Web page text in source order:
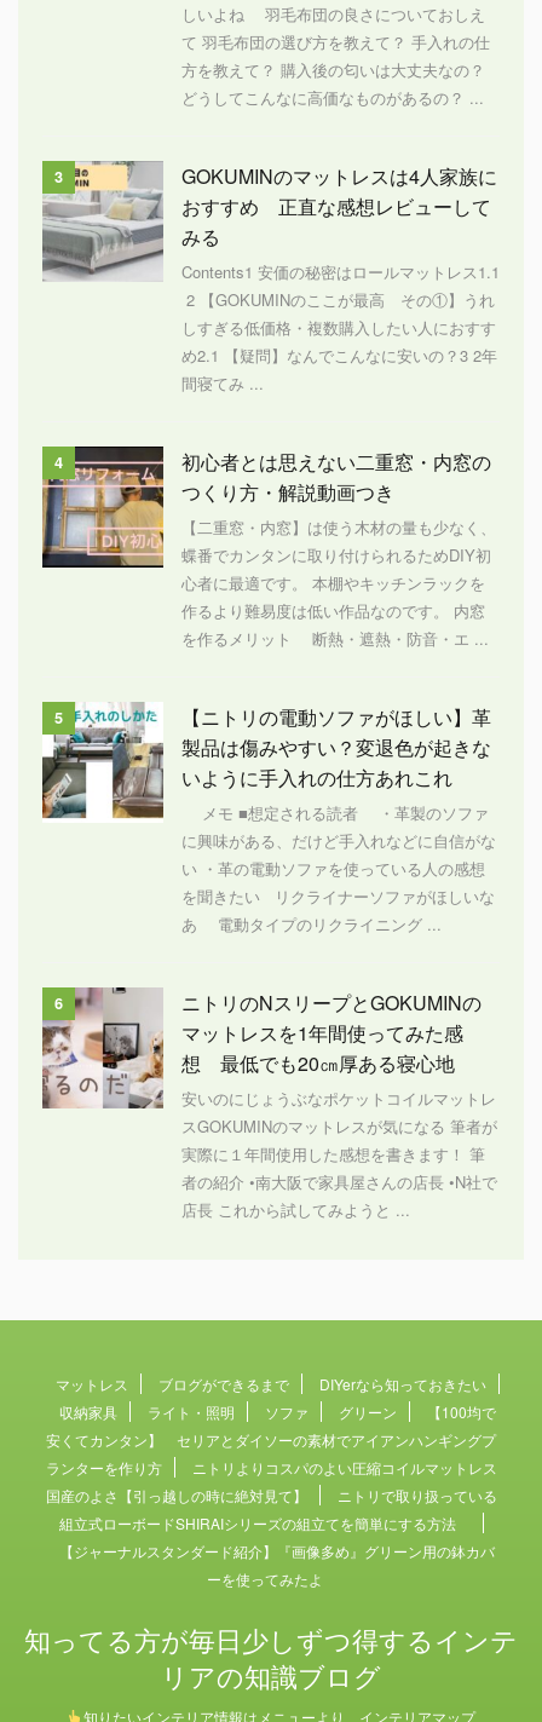
しいよね 羽毛布団の良さについておしえ
て 羽毛布団の選び方を教えて？ 手入れの仕
方を教えて？ 購入後の匂いは大丈夫なの？
どうしてこんなに高価なものがあるの？ ...
3
GOKUMINのマットレスは4人家族に
おすすめ 正直な感想レビューして
みる
Contents1 安価の秘密はロールマットレス1.1
2 【GOKUMINのここが最高 その①】うれ
しすぎる低価格・複数購入したい人におすす
め2.1 【疑問】なんでこんなに安いの？3 2年
間寝てみ ...
4
初心者とは思えない二重窓・内窓の
つくり方・解説動画つき
【二重窓・内窓】は使う木材の量も少なく、
蝶番でカンタンに取り付けられるためDIY初
心者に最適です。 本棚やキッチンラックを
作るより難易度は低い作品なのです。 内窓
を作るメリット 断熱・遮熱・防音・エ ...
5
【ニトリの電動ソファがほしい】革
製品は傷みやすい？変退色が起きな
いように手入れの仕方あれこれ
メモ ■想定される読者 ・革製のソファ
に興味がある、だけど手入れなどに自信がな
い ・革の電動ソファを使っている人の感想
を聞きたい リクライナーソファがほしいな
あ 電動タイプのリクライニング ...
6
ニトリのNスリープとGOKUMINの
マットレスを1年間使ってみた感
想 最低でも20㎝厚ある寝心地
安いのにじょうぶなポケットコイルマットレ
スGOKUMINのマットレスが気になる 筆者が
実際に１年間使用した感想を書きます！ 筆
者の紹介 •南大阪で家具屋さんの店長 •N社で
店長 これから試してみようと ...
マットレス ブログができるまで
DIYerなら知っておきたい
収納家具
ライト・照明 ソファ グリーン
【100均で
安くてカンタン】 セリアとダイソーの素材でアイアンハンギングプ
ランターを作り方
ニトリよりコスパのよい圧縮コイルマットレス
国産のよさ【引っ越しの時に絶対見て】
ニトリで取り扱っている
組立式ローボードSHIRAIシリーズの組立てを簡単にする方法
【ジャーナルスタンダード紹介】『画像多め』グリーン用の鉢カバ
ーを使ってみたよ
知ってる方が毎日少しずつ得するインテ
リアの知識ブログ
知りたいインテリア情報はメニューより インテリアマップ